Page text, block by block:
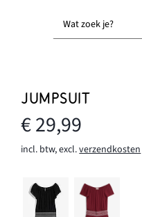
Wat zoek je?
JUMPSUIT
€ 29,99
incl. btw, excl.verzendkosten